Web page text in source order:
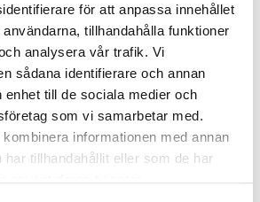
för att anpassa innehållet
tillhandahålla funktioner
analysera vår trafik. Vi
sådana identifierare och annan
enhet till de sociala medier och
som vi samarbetar med.
informationen med annan
har tillhandahållit eller som de har
använt deras tjänster.
är vår prioritet. Vi har både
trafiktillstånd.
din nästa flytt och upplev